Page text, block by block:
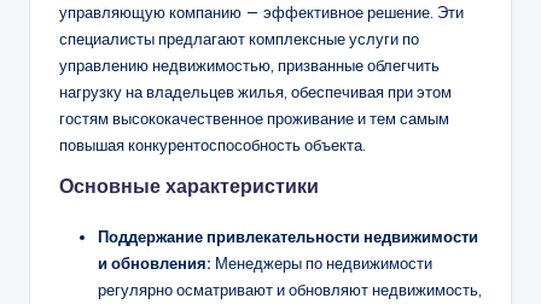
управляющую компанию — эффективное решение. Эти
специалисты предлагают комплексные услуги по
управлению недвижимостью, призванные облегчить
нагрузку на владельцев жилья, обеспечивая при этом
гостям высококачественное проживание и тем самым
повышая конкурентоспособность объекта.
Основные характеристики
Поддержание привлекательности недвижимости
и обновления: Менеджеры по недвижимости
регулярно осматривают и обновляют недвижимость,